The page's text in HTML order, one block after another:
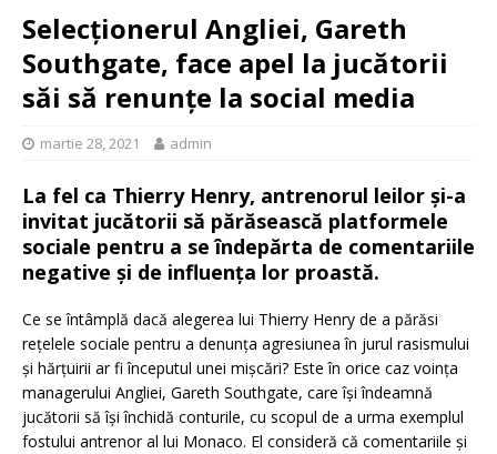
Selecționerul Angliei, Gareth
Southgate, face apel la jucătorii
săi să renunțe la social media
martie 28, 2021 admin
La fel ca Thierry Henry, antrenorul leilor și-a
invitat jucătorii să părăsească platformele
sociale pentru a se îndepărta de comentariile
negative și de influența lor proastă.
Ce se întâmplă dacă alegerea lui Thierry Henry de a părăsi
rețelele sociale pentru a denunța agresiunea în jurul rasismului
și hărțuirii ar fi începutul unei mișcări? Este în orice caz voința
managerului Angliei, Gareth Southgate, care își îndeamnă
jucătorii să își închidă conturile, cu scopul de a urma exemplul
fostului antrenor al lui Monaco. El consideră că comentariile și